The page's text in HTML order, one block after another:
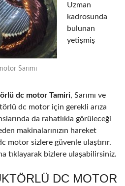
Sarımı
Uzman
kadrosunda
bulunan
yetişmiş
dc motor Tamiri, Sarımı ve
dc motor için gerekli arıza
da rahatlıkla görüleceği
makinalarınızın hareket
motor sizlere güvenle ulaştırır.
tıklayarak bizlere ulaşabilirsiniz.
DC MOTOR